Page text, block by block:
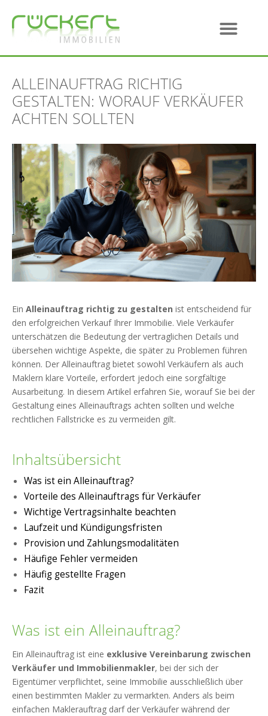
ALLEINAUFTRAG RICHTIG
GESTALTEN: WORAUF VERKÄUFER
ACHTEN SOLLTEN
Ein Alleinauftrag richtig zu gestalten ist entscheidend für
den erfolgreichen Verkauf Ihrer Immobilie. Viele Verkäufer
unterschätzen die Bedeutung der vertraglichen Details und
übersehen wichtige Aspekte, die später zu Problemen führen
können. Der Alleinauftrag bietet sowohl Verkäufern als auch
Maklern klare Vorteile, erfordert jedoch eine sorgfältige
Ausarbeitung. In diesem Artikel erfahren Sie, worauf Sie bei der
Gestaltung eines Alleinauftrags achten sollten und welche
rechtlichen Fallstricke es zu vermeiden gilt.
Inhaltsübersicht
Was ist ein Alleinauftrag?
Vorteile des Alleinauftrags für Verkäufer
Wichtige Vertragsinhalte beachten
Laufzeit und Kündigungsfristen
Provision und Zahlungsmodalitäten
Häufige Fehler vermeiden
Häufig gestellte Fragen
Fazit
Was ist ein Alleinauftrag?
Ein Alleinauftrag ist eine exklusive Vereinbarung zwischen
Verkäufer und Immobilienmakler, bei der sich der
Eigentümer verpflichtet, seine Immobilie ausschließlich über
einen bestimmten Makler zu vermarkten. Anders als beim
einfachen Maklerauftrag darf der Verkäufer während der